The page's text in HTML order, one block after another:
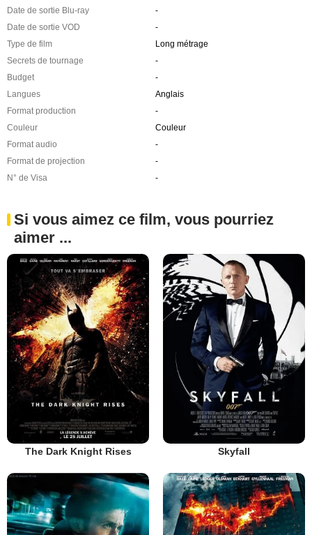
Date de sortie Blu-ray
-
Date de sortie VOD
-
Type de film
Long métrage
Secrets de tournage
-
Budget
-
Langues
Anglais
Format production
-
Couleur
Couleur
Format audio
-
Format de projection
-
N° de Visa
-
Si vous aimez ce film, vous pourriez
aimer ...
The Dark Knight Rises Skyfall